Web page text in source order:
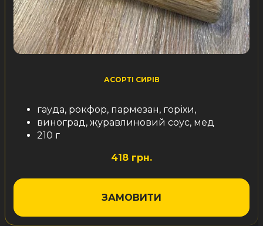
АСОРТІ СИРІВ
гауда, рокфор, пармезан, горіхи,
виноград, журавлиновий соус, мед
210 г
418 грн.
ЗАМОВИТИ